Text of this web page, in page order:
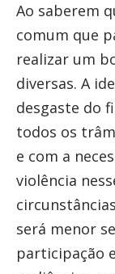
Ao saberem
comum que
realizar um
diversas. A
desgaste do
todos os
e com a
violência
será menor
participação